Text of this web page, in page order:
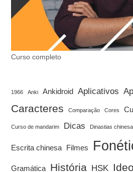
Curso completo
1966 Anki Ankidroid Aplicativos
Caracteres Comparação Cores
Curso de mandarim Dicas Dinastias
Escrita chinesa Filmes
Gramática História HSK